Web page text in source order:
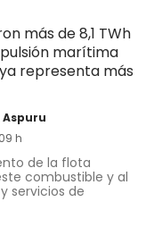
más de 8,1 TWh
marítima
representa más
Aspuru
h
de la flota
combustible y al
servicios de